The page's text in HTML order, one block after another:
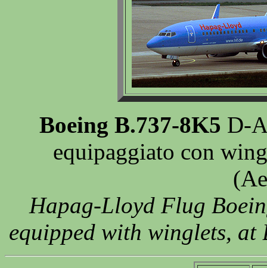
Boeing B.737-8K5 D-
equipaggiato con
Hapag-Lloyd Flug
equipped with winglets, at